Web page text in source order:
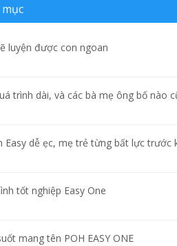
luyện được con ngoan
trình dài, và các bà mẹ ông bố nào
Easy dễ ẹc, mẹ trẻ từng bất lực trước
tốt nghiệp Easy One
mang tên POH EASY ONE